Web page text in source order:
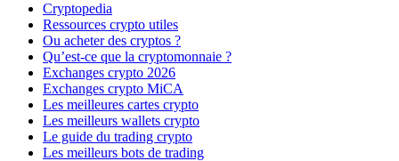
Cryptopedia
Ressources crypto utiles
Ou acheter des cryptos ?
Qu’est-ce que la cryptomonnaie ?
Exchanges crypto 2026
Exchanges crypto MiCA
Les meilleures cartes crypto
Les meilleurs wallets crypto
Le guide du trading crypto
Les meilleurs bots de trading